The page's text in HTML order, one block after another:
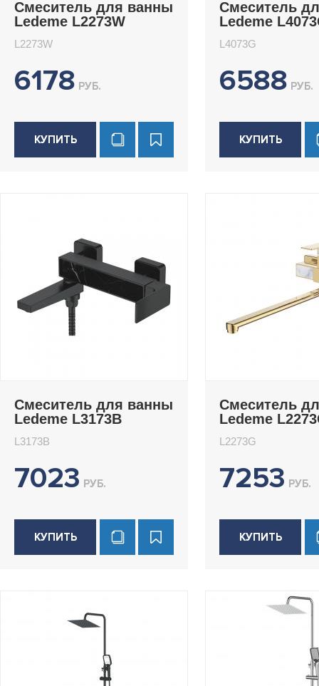
Смеситель для ванны
Ledeme L2273W
L2273W
6178 РУБ.
КУПИТЬ
Смеситель
Ledeme
L4073G
6588 РУБ.
КУПИТЬ
Смеситель для ванны
Ledeme L3173B
L3173B
7023 РУБ.
КУПИТЬ
Смеситель
Ledeme
L2273G
7253 РУБ.
КУПИТЬ